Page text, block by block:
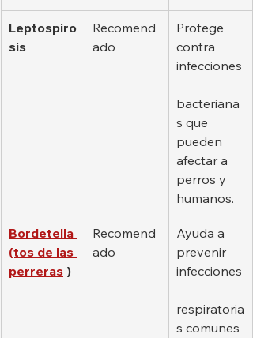
Leptospiro
sis
Recomend
ado
Protege
contra
infecciones
bacteriana
s que
pueden
afectar a
perros y
humanos.
Bordetella
(tos de las
perreras )
Recomend
ado
Ayuda a
prevenir
infecciones
respiratoria
s comunes